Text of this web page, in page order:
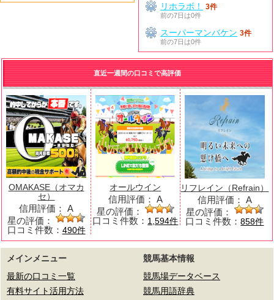
リホラボ！
3件
前の7日は0件
スーパーマンバケン 3件
前の7日は0件
直近一週間の口コミで高評価
OMAKASE（オマカ
セ）
信用評価： A
星の評価：
口コミ件数： 490件
オールウイン
信用評価： A
星の評価：
口コミ件数： 1,594件
リフレイン（Refrain）
信用評価： A
星の評価：
口コミ件数：858件
メインメニュー
最新の口コミ一覧
有料サイト活用方法
競馬基本情報
競馬場データベース
競馬用語辞典